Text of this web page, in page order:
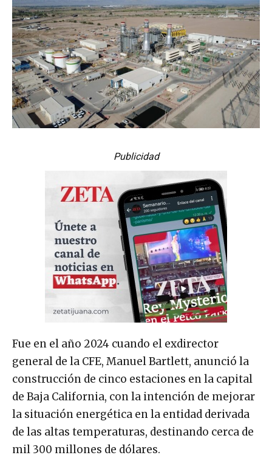
Publicidad
Fue en el año 2024 cuando el exdirector
general de la CFE, Manuel Bartlett, anunció la
construcción de cinco estaciones en la capital
de Baja California, con la intención de mejorar
la situación energética en la entidad derivada
de las altas temperaturas, destinando cerca de
mil 300 millones de dólares.